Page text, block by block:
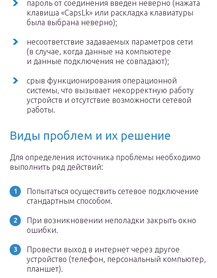
пароль от соединения введен неверно (нажата
клавиша «CapsLk» или раскладка клавиатуры
была выбрана неверно);
несоответствие задаваемых параметров сети
(в случае, когда данные на компьютере
и данные подключения не совпадают);
срыв функционирования операционной
системы, что вызывает некорректную работу
устройств и отсутствие возможности сетевой
работы.
Виды проблем и их решение
Для определения источника проблемы необходимо
выполнить ряд действий:
Попытаться осуществить сетевое подключение
стандартным способом.
При возникновении неполадки закрыть окно
ошибки.
Провести выход в интернет через другое
устройство (телефон, персональный компьютер,
планшет).